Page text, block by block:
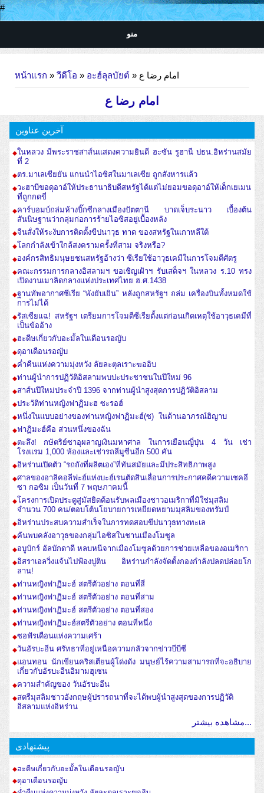
#
منو
หน้าแรก » วีดีโอ » อะฮ์ลุลบัยต์ » امام رضا ع
امام رضا ع
آخرین عناوین
ในหลวง มีพระราชสาส์นแสดงความยินดี ฮะซัน รูฮานี ปธน.อิหร่านสมัย
ที่ 2
ตร.มาเลเซียยัน แกนนำไอซิสในมาเลเซีย ถูกสังหารแล้ว
วะฮาบีขอดุอาอ์ให้ประธานาธิบดีสหรัฐได้แต่ไม่ยอมขอดุอาอ์ให้เด็กเยเมน
ที่ถูกกดขี่
คาร์บอมบ์ถล่มห้างบิ๊กซีกลางเมืองปัตตานี บาดเจ็บระนาว เบื้องต้น
สันนิษฐานว่ากลุ่มก่อการร้ายไอซิสอยู่เบื้องหลัง
จีนสั่งให้ระงับการติดตั้งขีปนาวุธ ทาด ของสหรัฐในเกาหลีใต้
โลกกำลังเข้าใกล้สงครามครั้งที่สาม จริงหรือ?
องค์กรสิทธิมนุษยชนสหรัฐอ้างว่า ซีเรียใช้อาวุธเคมีในการโจมตีศัตรู
คณะกรรมการกลางอิสลามฯ ขอเชิญเฝ้าฯ รับเสด็จฯ ในหลวง ร.10 ทรง
เปิดงานเมาลิดกลางแห่งประเทศไทย ฮ.ศ.1438
ฐานทัพอากาศซีเรีย “พังยับเยิน” หลังถูกสหรัฐฯ ถล่ม เครื่องบินทั้งหมดใช้
การไม่ได้
รัสเซียแฉ! สหรัฐฯ เตรียมการโจมตีซีเรียตั้งแต่ก่อนเกิดเหตุใช้อาวุธเคมีที่
เป็นข้ออ้าง
ฮะดีษเกี่ยวกับอะมั้ลในเดือนรอญับ
ดุอาเดือนรอญับ
ค่ำคืนแห่งความมุ่งหวัง ลัยละตุลเราะฆออิบ
ท่านผู้นำการปฏิวัติอิสลามพบปะประชาชนในปีใหม่ 96
สาส์นปีใหม่ประจำปี 1396 จากท่านผู้นำสูงสุดการปฏิวัติอิสลาม
ประวัติท่านหญิงฟาฏิมะฮ ซะรอฮ์
หนึ่งในแบบอย่างของท่านหญิงฟาฏิมะฮ์(ซ) ในด้านอาภรณ์ฮิญาบ
ฟาฏิมะฮ์คือ ส่วนหนึ่งของฉัน
ตะลึง! กษัตริย์ซาอุผลาญเงินมหาศาล ในการเยือนญี่ปุ่น 4 วัน เช่า
โรงแรม 1,000 ห้องและเช่ารถลีมูซีนอีก 500 คัน
อิหร่านเปิดตัว “รถถังที่ผลิตเอง”ที่ทันสมัยและมีประสิทธิภาพสูง
ศาลของอาลิคอลีฟะฮ์แห่งบะฮ์เรนตัดสินเลื่อนการประกาศคดีความเชคอี
ซา กอซิม เป็นวันที่ 7 พฤษภาคมนี้
โครงการเปิดประตูสู่มัสยิดต้อนรับพลเมืองชาวอเมริกาที่มิใช่มุสลิม
จำนวน 700 คน/ตอบโต้นโยบายการเหยียดหยามมุสลิมของทรัมป์
อิหร่านประสบความสำเร็จในการทดสอบขีปนาวุธทางทะเล
ค้นพบคลังอาวุธของกลุ่มไอซิสในชานเมืองโมซูล
อบูบักร์ อัลบักดาดี หลบหนีจากเมืองโมซูลด้วยการช่วยเหลือของอเมริกา
อิสราเอลวิ่งแจ้นไปฟ้องปูติน อิหร่านกำลังจัดตั้งกองกำลังปลดปล่อยโก
ลาน!
ท่านหญิงฟาฏิมะฮ์ สตรีตัวอย่าง ตอนที่สี่
ท่านหญิงฟาฏิมะฮ์ สตรีตัวอย่าง ตอนที่สาม
ท่านหญิงฟาฏิมะฮ์ สตรีตัวอย่าง ตอนที่สอง
ท่านหญิงฟาฏิมะฮ์สตรีตัวอย่าง ตอนที่หนึ่ง
ซอฟัรเดือนแห่งความเศร้า
วันอัรบะอีน ศรัทธาที่อยู่เหนือความกลัวจากข่าวบีบีซี
แอนทอน นักเขียนคริสเตียนผู้โด่งดัง มนุษย์ไร้ความสามารถที่จะอธิบาย
เกี่ยวกับอัรบะอีนอิมามฮุเซน
ความสำคัญของ วันอัรบะอีน
สตรีมุสลิมชาวอังกฤษผู้ปรารถนาที่จะได้พบผู้นำสูงสุดของการปฏิวัติ
อิสลามแห่งอิหร่าน
مشاهده بیشتر...
پیشنهادی
ฮะดีษเกี่ยวกับอะมั้ลในเดือนรอญับ
ดุอาเดือนรอญับ